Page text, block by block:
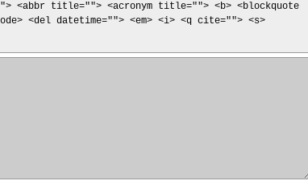
<abbr title=""> <acronym title=""> <b> <blockquote
<del datetime=""> <em> <i> <q cite=""> <s>